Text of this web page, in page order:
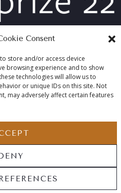
Consent
store and/or access device
browsing experience and to show
technologies will allow us to
or unique IDs on this site. Not
may adversely affect certain features
ALL RIGHTS RESERVED